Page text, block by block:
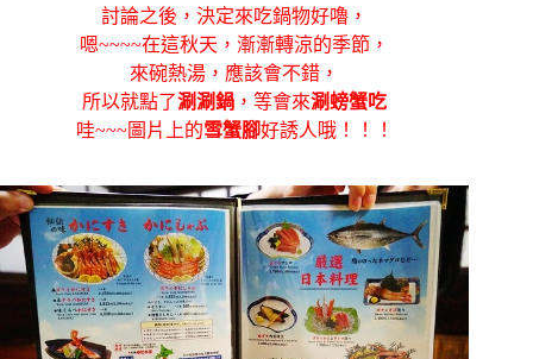
討論之後，決定來吃鍋物好嚕，
嗯~~~~在這秋天，漸漸轉涼的季節，
來碗熱湯，應該會不錯，
所以就點了涮涮鍋 ，等會來涮螃蟹吃
哇~~~圖片上的雪蟹腳好誘人哦！！！